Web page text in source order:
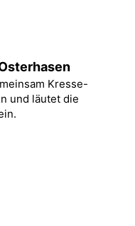
Kresse-
und läutet die